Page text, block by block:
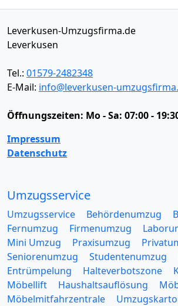
Leverkusen-Umzugsfirma.de
Leverkusen
Tel.: 01579-2482348
E-Mail: info@leverkusen-
Öffnungszeiten: Mo - Sa: 07:00 -
Impressum
Datenschutz
Umzugsservice
Umzugsservice Behördenumzug
Fernumzug
Firmenumzug
Mini Umzug
Praxisumzug
Seniorenumzug
Studentenumzug
Entrümpelung
Halteverbotszone
Möbellift
Haushaltsauflösung
Möbelmitfahrzentrale